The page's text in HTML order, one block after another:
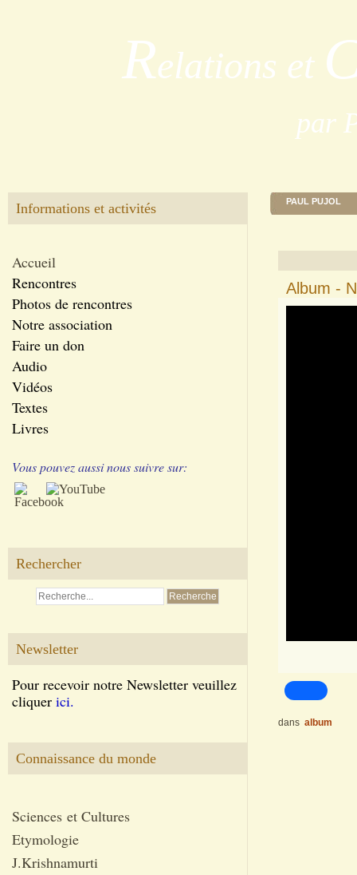
Relations et
par
Informations et activités
Accueil
Rencontres
Photos de rencontres
Notre association
Faire un don
Audio
Vidéos
Textes
Livres
Vous pouvez aussi nous suivre sur:
Rechercher
Newsletter
Pour recevoir notre Newsletter veuillez
cliquer ici.
Connaissance du monde
Sciences et Cultures
Etymologie
J.Krishnamurti
PAUL PUJOL
Album -
dans album